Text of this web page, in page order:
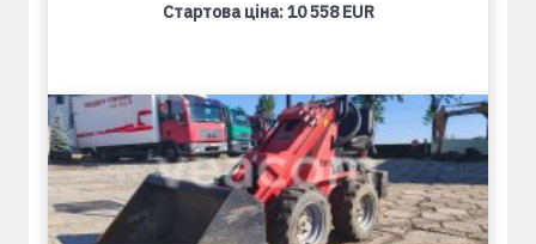
Стартова ціна:10 558 EUR